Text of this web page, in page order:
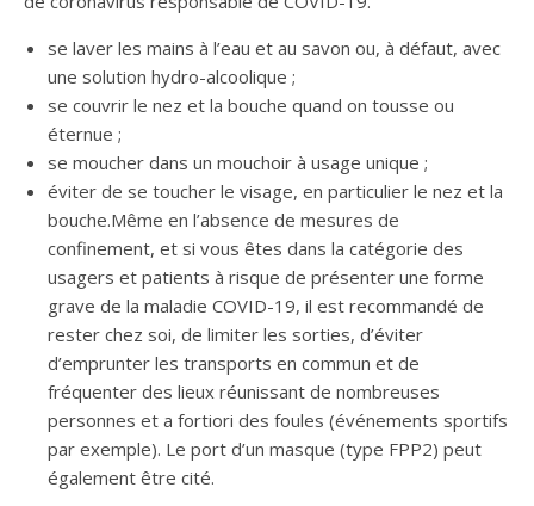
se laver les mains à l’eau et au savon ou, à défaut, avec
une solution hydro-alcoolique ;
se couvrir le nez et la bouche quand on tousse ou
éternue ;
se moucher dans un mouchoir à usage unique ;
éviter de se toucher le visage, en particulier le nez et la
bouche.Même en l’absence de mesures de
confinement, et si vous êtes dans la catégorie des
usagers et patients à risque de présenter une forme
grave de la maladie COVID-19, il est recommandé de
rester chez soi, de limiter les sorties, d’éviter
d’emprunter les transports en commun et de
fréquenter des lieux réunissant de nombreuses
personnes et a fortiori des foules (événements sportifs
par exemple). Le port d’un masque (type FPP2) peut
également être cité.